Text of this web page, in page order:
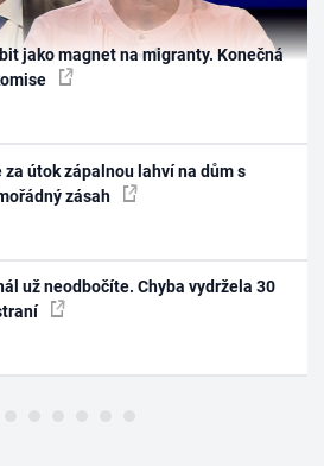
jako magnet na migranty. Konečná
útok zápalnou lahví na dům s
zásah
už neodbočíte. Chyba vydržela 30